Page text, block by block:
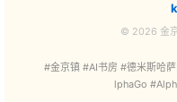
© 2026 金
#金京镇 #AI书房 #德米斯哈
lphaGo